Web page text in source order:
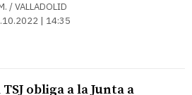
/ VALLADOLID
| 14:35
TSJ obliga a la Junta a